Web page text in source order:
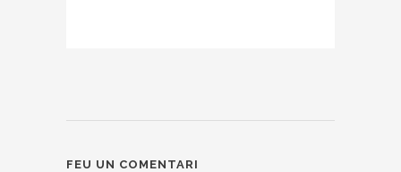
FEU UN COMENTARI